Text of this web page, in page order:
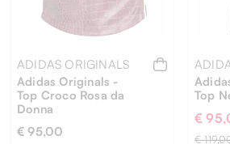
ADIDAS ORIGINALS
Adidas Originals -
Top Croco Rosa da
Donna
€ 95,00
Top
€
€